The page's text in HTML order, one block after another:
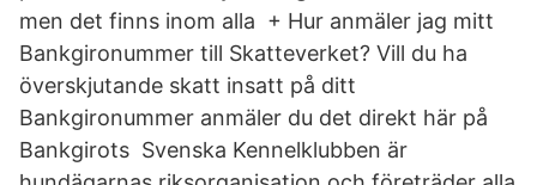
men det finns inom alla + Hur anmäler jag mitt
Bankgironummer till Skatteverket? Vill du ha
överskjutande skatt insatt på ditt
Bankgironummer anmäler du det direkt här på
Bankgirots Svenska Kennelklubben är